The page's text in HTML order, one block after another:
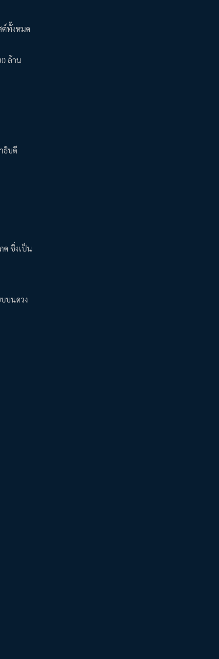
ต์ทั้งหมด
ล้าน
ธิบดี
ค ซึ่งเป็น
บนดวง